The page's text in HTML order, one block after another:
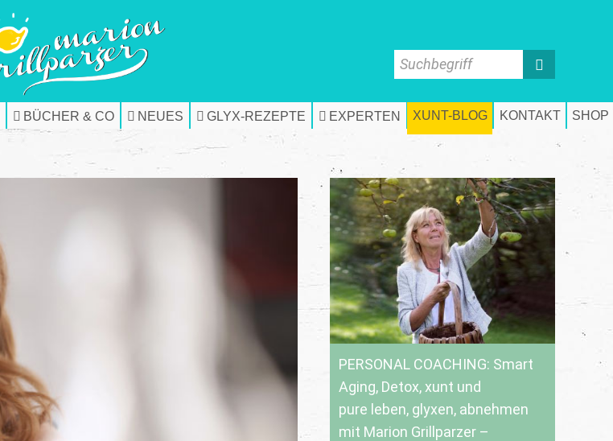
BÜCHER & CO NEUES GLYX-REZEPTE EXPERTEN XUNT-BLOG KONTAKT SHOP
Suchbegriff
PERSONAL COACHING: Smart
Aging, Detox, xunt und
pure leben, glyxen, abnehmen
mit Marion Grillparzer –